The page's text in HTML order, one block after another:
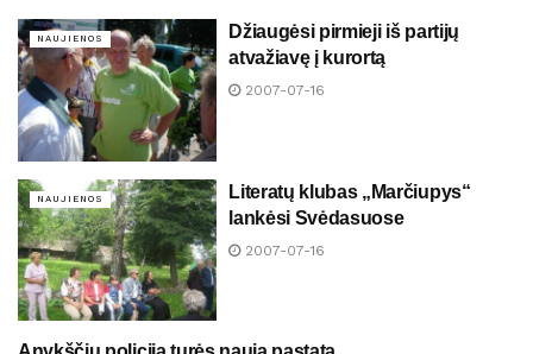
NAUJIENOS
Džiaugėsi pirmieji iš partijų
atvažiavę į kurortą
2007-07-16
NAUJIENOS
Literatų klubas „Marčiupys“
lankėsi Svėdasuose
2007-07-16